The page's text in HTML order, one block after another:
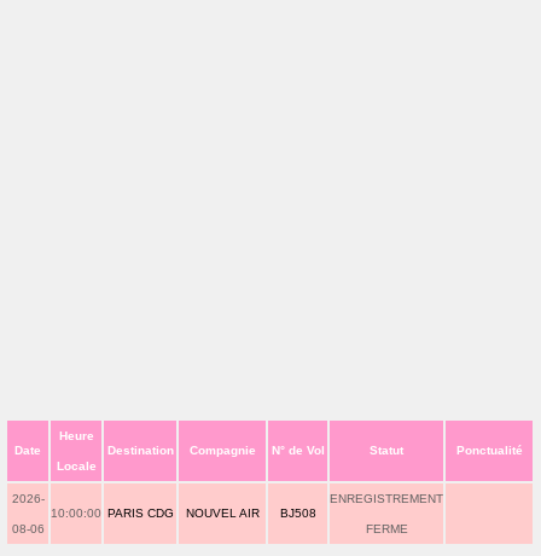
Date
Heure
Locale
Destination Compagnie N° de Vol Statut Ponctualité
2026-
08-06
10:00:00 PARIS CDG NOUVEL AIR BJ508
ENREGISTREMENT
FERME